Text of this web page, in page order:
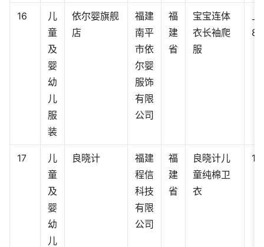
16
儿
童
及
婴
幼
儿
服
装
依尔婴旗舰
店
福建
南平
市依
尔婴
服饰
有限
公司
福
建
省
宝宝连体
衣长袖爬
服
17
儿
童
及
婴
幼
儿
良晓计
福建
程信
科技
有限
公司
福
建
省
良晓计儿
童纯棉卫
衣